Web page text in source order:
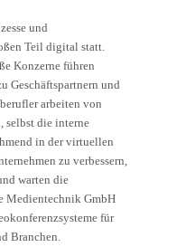
und
Teil digital statt.
Konzerne führen
Geschäftspartnern und
arbeiten von
selbst die interne
in der virtuellen
zu verbessern,
warten die
Medientechnik GmbH
für
Branchen.